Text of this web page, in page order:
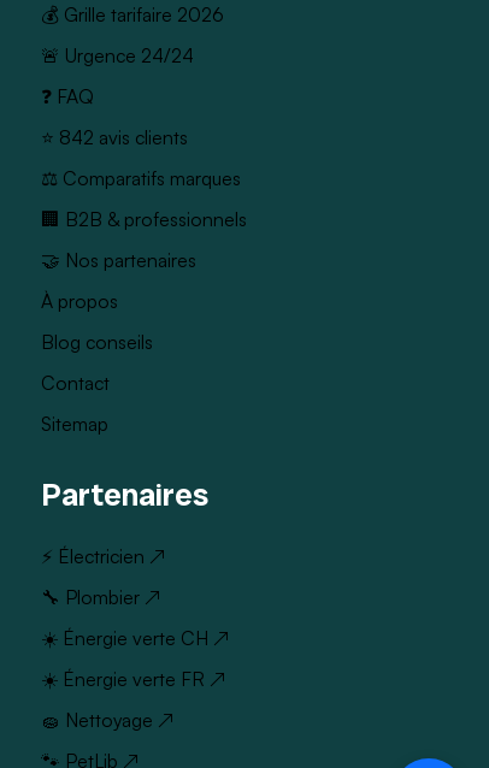
💰 Grille tarifaire 2026
🚨 Urgence 24/24
❓ FAQ
⭐ 842 avis clients
⚖️ Comparatifs marques
🏢 B2B & professionnels
🤝 Nos partenaires
À propos
Blog conseils
Contact
Sitemap
Partenaires
⚡ Électricien ↗
🔧 Plombier ↗
☀️ Énergie verte CH ↗
☀️ Énergie verte FR ↗
🧽 Nettoyage ↗
🐾 PetLib ↗